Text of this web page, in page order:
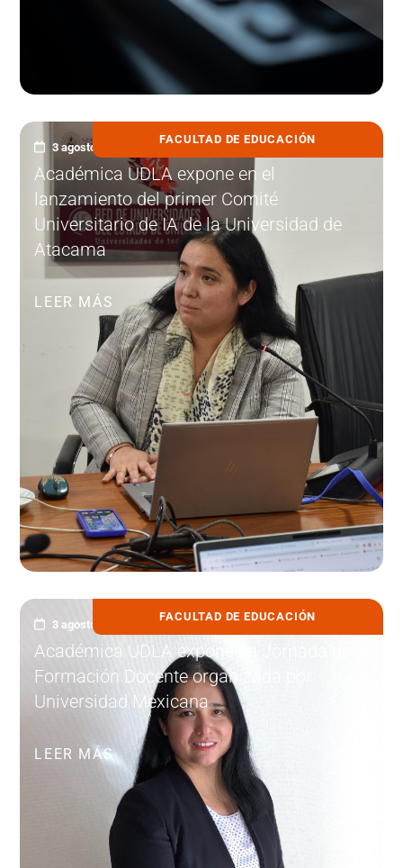
FACULTAD DE EDUCACIÓN
3 agosto, 2026
Académica UDLA expone en el
lanzamiento del primer Comité
Universitario de IA de la Universidad de
Atacama
LEER MÁS
FACULTAD DE EDUCACIÓN
3 agosto, 2026
Académica UDLA expone en Jornada de
Formación Docente organizada por
Universidad Mexicana
LEER MÁS